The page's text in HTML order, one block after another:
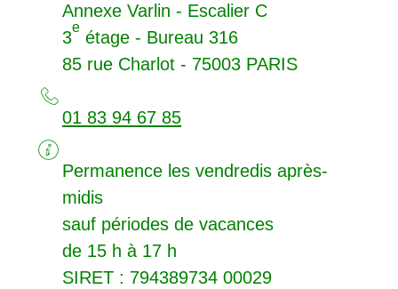
Annexe Varlin - Escalier C
3
e
étage - Bureau 316
85 rue Charlot - 75003 PARIS
01 83 94 67 85
Permanence les vendredis après-
midis
sauf périodes de vacances
de 15 h à 17 h
SIRET: 794389734 00029